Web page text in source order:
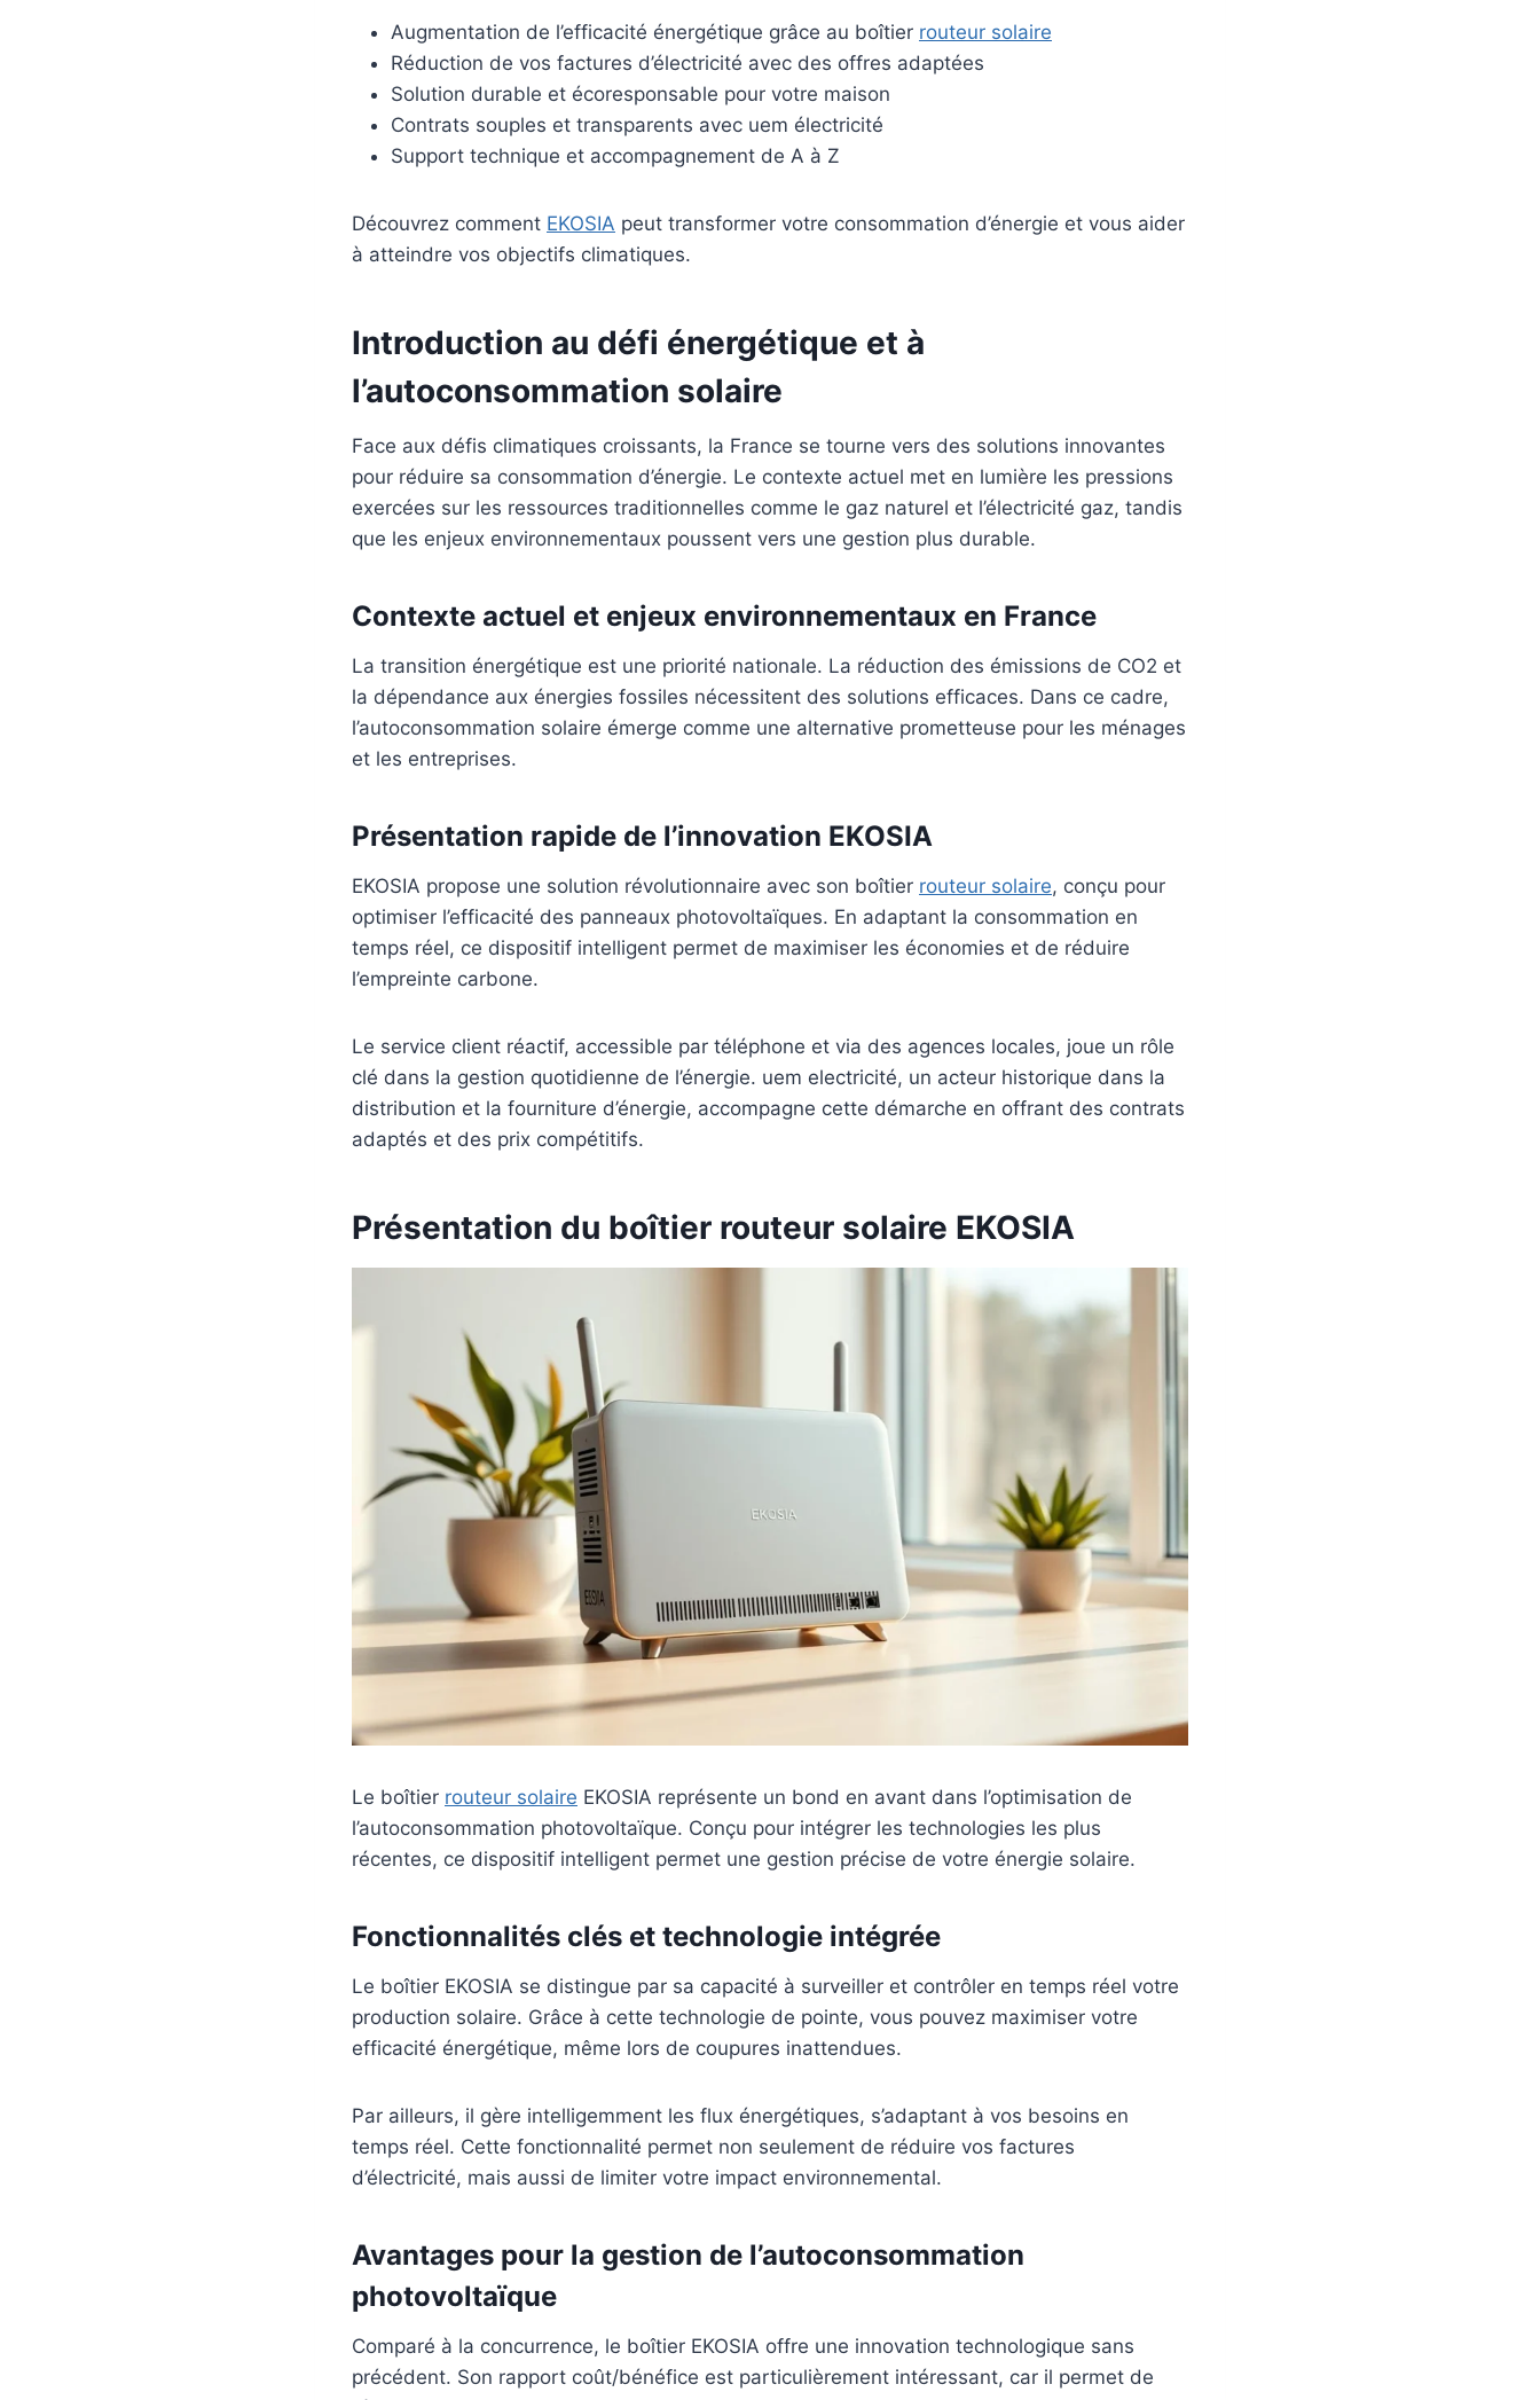
Augmentation de l’efficacité énergétique grâce au boîtier routeur solaire
Réduction de vos factures d’électricité avec des offres adaptées
Solution durable et écoresponsable pour votre maison
Contrats souples et transparents avec uem électricité
Support technique et accompagnement de A à Z
Découvrez comment EKOSIA peut transformer votre consommation d’énergie et vous aider
à atteindre vos objectifs climatiques.
Introduction au défi énergétique et à
l’autoconsommation solaire
Face aux défis climatiques croissants, la France se tourne vers des solutions innovantes
pour réduire sa consommation d’énergie. Le contexte actuel met en lumière les pressions
exercées sur les ressources traditionnelles comme le gaz naturel et l’électricité gaz, tandis
que les enjeux environnementaux poussent vers une gestion plus durable.
Contexte actuel et enjeux environnementaux en France
La transition énergétique est une priorité nationale. La réduction des émissions de CO2 et
la dépendance aux énergies fossiles nécessitent des solutions efficaces. Dans ce cadre,
l’autoconsommation solaire émerge comme une alternative prometteuse pour les ménages
et les entreprises.
Présentation rapide de l’innovation EKOSIA
EKOSIA propose une solution révolutionnaire avec son boîtier routeur solaire, conçu pour
optimiser l’efficacité des panneaux photovoltaïques. En adaptant la consommation en
temps réel, ce dispositif intelligent permet de maximiser les économies et de réduire
l’empreinte carbone.
Le service client réactif, accessible par téléphone et via des agences locales, joue un rôle
clé dans la gestion quotidienne de l’énergie. uem electricité, un acteur historique dans la
distribution et la fourniture d’énergie, accompagne cette démarche en offrant des contrats
adaptés et des prix compétitifs.
Présentation du boîtier routeur solaire EKOSIA
Le boîtier routeur solaire EKOSIA représente un bond en avant dans l’optimisation de
l’autoconsommation photovoltaïque. Conçu pour intégrer les technologies les plus
récentes, ce dispositif intelligent permet une gestion précise de votre énergie solaire.
Fonctionnalités clés et technologie intégrée
Le boîtier EKOSIA se distingue par sa capacité à surveiller et contrôler en temps réel votre
production solaire. Grâce à cette technologie de pointe, vous pouvez maximiser votre
efficacité énergétique, même lors de coupures inattendues.
Par ailleurs, il gère intelligemment les flux énergétiques, s’adaptant à vos besoins en
temps réel. Cette fonctionnalité permet non seulement de réduire vos factures
d’électricité, mais aussi de limiter votre impact environnemental.
Avantages pour la gestion de l’autoconsommation
photovoltaïque
Comparé à la concurrence, le boîtier EKOSIA offre une innovation technologique sans
précédent. Son rapport coût/bénéfice est particulièrement intéressant, car il permet de